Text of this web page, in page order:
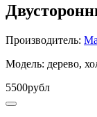
Производитель:
Модель: дерево,
5500рубл